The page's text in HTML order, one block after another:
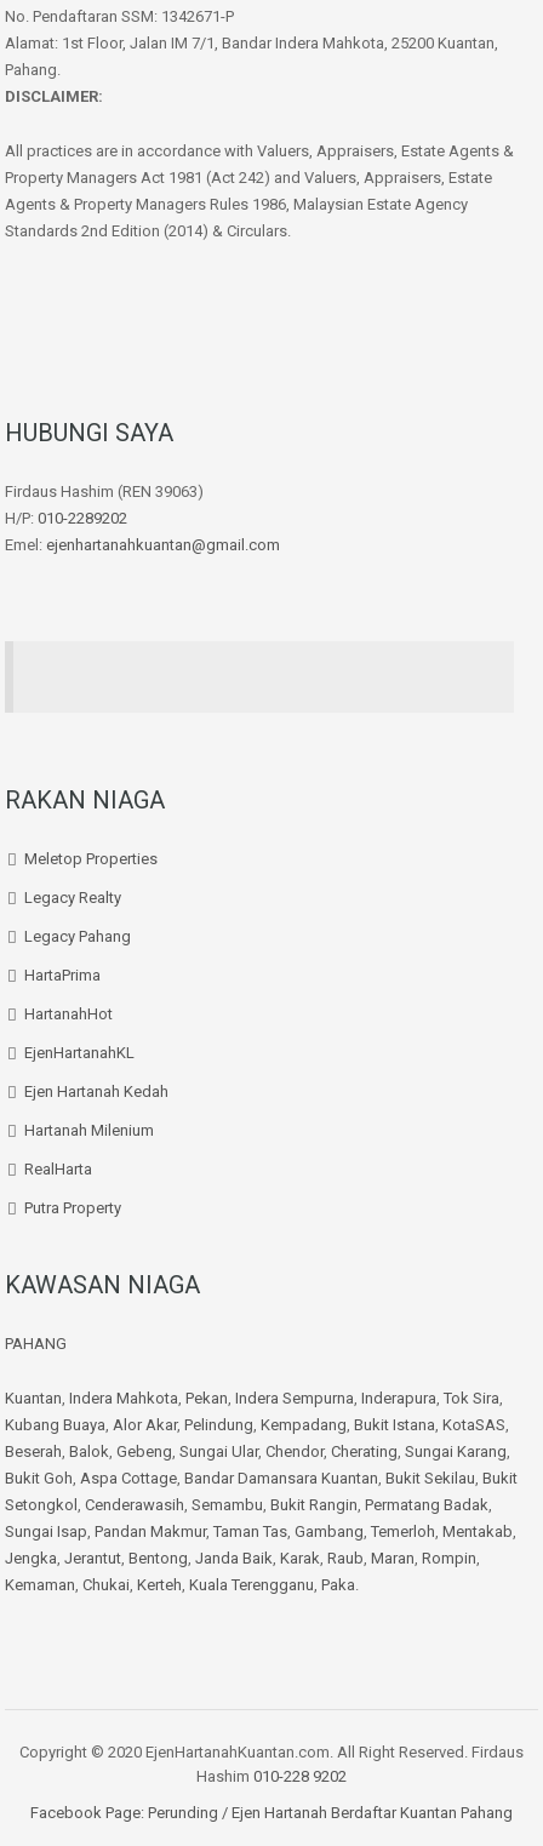
No. Pendaftaran SSM: 1342671-P
Alamat: 1st Floor, Jalan IM 7/1, Bandar Indera Mahkota, 25200 Kuantan,
Pahang.
DISCLAIMER:
All practices are in accordance with Valuers, Appraisers, Estate Agents &
Property Managers Act 1981 (Act 242) and Valuers, Appraisers, Estate
Agents & Property Managers Rules 1986, Malaysian Estate Agency
Standards 2nd Edition (2014) & Circulars.
HUBUNGI SAYA
Firdaus Hashim (REN 39063)
H/P: 010-2289202
Emel: ejenhartanahkuantan@gmail.com
RAKAN NIAGA
Meletop Properties
Legacy Realty
Legacy Pahang
HartaPrima
HartanahHot
EjenHartanahKL
Ejen Hartanah Kedah
Hartanah Milenium
RealHarta
Putra Property
KAWASAN NIAGA
PAHANG
Kuantan Indera Mahkota Pekan Indera Sempurna Inderapura Tok Sira
Kubang Buaya Alor Akar, Pelindung Kempadang Bukit Istana KotaSAS
Beserah Balok Gebeng Sungai Ular, Chendor, Cherating Sungai Karang
Bukit Goh Aspa Cottage Bandar Damansara Kuantan Bukit Sekilau Bukit
Setongkol Cenderawasih Semambu Bukit Rangin Permatang Badak
Sungai Isap Pandan Makmur, Taman Tas Gambang Temerloh Mentakab
Jengka Jerantut Bentong Janda Baik Karak Raub Maran Rompin
Kemaman Chukai Kerteh Kuala Terengganu Paka
Copyright © 2020 EjenHartanahKuantan.com. All Right Reserved. Firdaus
Hashim 010-228 9202
Facebook Page: Perunding / Ejen Hartanah Berdaftar Kuantan Pahang